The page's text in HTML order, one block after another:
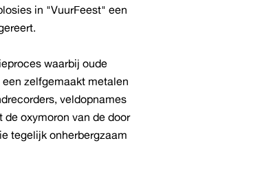
in "VuurFeest" een
waarbij oude
zelfgemaakt metalen
veldopnames
oxymoron van de door
tegelijk onherbergzaam